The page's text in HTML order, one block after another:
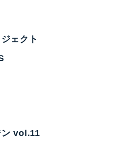
ジェクト
ン vol.11